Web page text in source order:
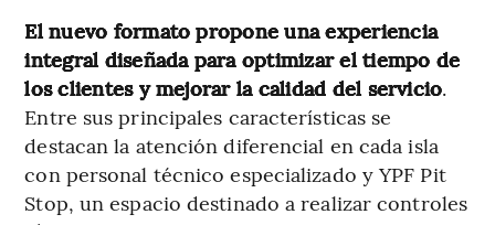
El nuevo formato propone una experiencia
integral diseñada para optimizar el tiempo de
los clientes y mejorar la calidad del servicio.
Entre sus principales características se
destacan la atención diferencial en cada isla
con personal técnico especializado y YPF Pit
Stop, un espacio destinado a realizar controles